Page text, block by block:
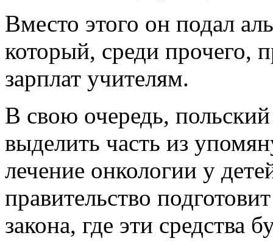
Вместо этого он подал
который, среди прочего,
зарплат учителям.
В свою очередь,
выделить часть из
лечение онкологии у
правительство
закона, где эти средства